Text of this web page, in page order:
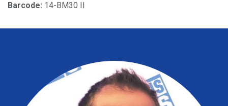
Barcode: 14-BM30 II